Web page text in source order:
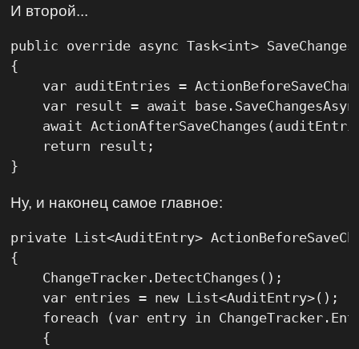
И второй...
public override async Task<int>
{
var auditEntries =
var result = await
await
    return result;
}
Ну, и наконец самое главное:
private List<AuditEntry>
{
    ChangeTracker.DetectChanges();
    var entries = new List<AuditEntry>();
foreach (var entry in
    {